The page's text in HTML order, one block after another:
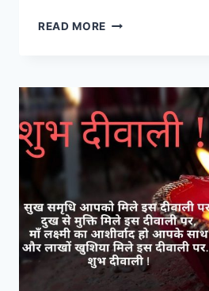
READ MORE HAPPY
WISHES,
IMAGES
TO
SHARE
LOVED
ONES!